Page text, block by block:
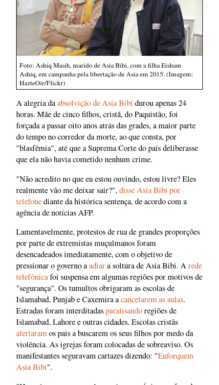
Foto: Ashiq Masih, marido de Asia Bibi, com a filha Eisham
Ashiq, em campanha pela libertação de Asia em 2015. (Imagem:
HazteOir/Flickr)
A alegria daabsolvição de Asia Bibi durou apenas 24
horas. Mãe de cinco filhos, cristã, do Paquistão, foi
forçada a passar oito anos atrás das grades, a maior parte
do tempo no corredor da morte, ao que consta, por
"blasfêmia", até que a Suprema Corte do país deliberasse
que ela não havia cometido nenhum crime.
"Não acredito no que eu estou ouvindo, estou livre? Eles
realmente vão me deixar sair?",disse Asia Bibi por
telefonediante da histórica sentença, de acordo com a
agência de notícias AFP.
Lamentavelmente, protestos de rua de grandes proporções
por parte de extremistas muçulmanos foram
desencadeados imediatamente, com o objetivo de
pressionar o governo aadiara soltura de Asia Bibi. Arede
telefônicafoi suspensa em algumas regiões por motivos de
"segurança". Os tumultos obrigaram as escolas de
Islamabad, Punjab e Caxemira acancelarem as aulas.
Estradas foram interditadasparalisandoregiões de
Islamabad, Lahore e outras cidades. Escolas cristãs
alertaramos pais a buscarem os seus filhos por medo da
violência. As igrejas foram colocadas de sobreaviso. Os
manifestantes seguravam cartazes dizendo: "Enforquem
Asia Bibi".